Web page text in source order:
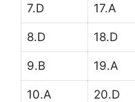
7.D 17.A
8.D 18.D
9.B 19.A
10.A 20.D